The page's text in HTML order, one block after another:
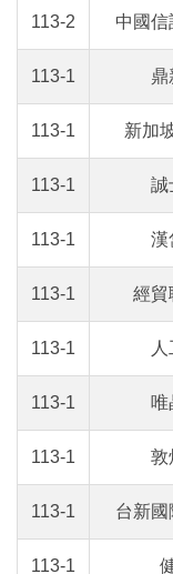
113-2 中國信
113-1 鼎
113-1 新加
113-1 誠
113-1 漢
113-1 經貿
113-1
113-1 唯
113-1 敦
113-1 台新國
113-1